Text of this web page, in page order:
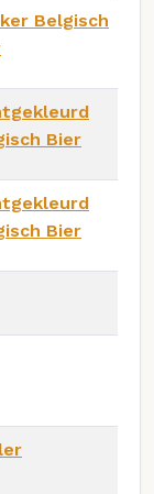
Belgisch
Bier
Bier